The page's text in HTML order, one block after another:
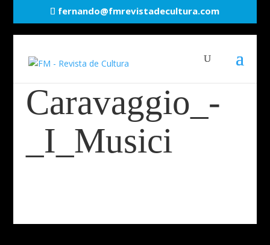
fernando@fmrevistadecultura.com
Caravaggio_-
_I_Musici